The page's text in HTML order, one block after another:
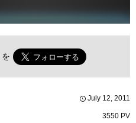
を
July 12 2011
3550 PV